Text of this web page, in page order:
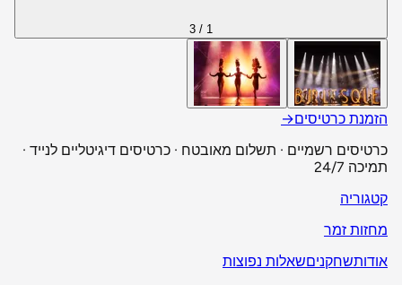
1 / 3
הזמנת כרטיסים→
כרטיסים רשמיים · תשלום מאובטח · כרטיסים דיגיטליים לנייד ·
תמיכה 24/7
קטגוריה
מחזות זמר
אודותשחקניםשאלות נפוצות